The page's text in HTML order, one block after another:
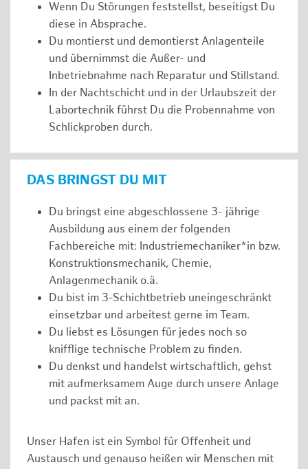
Wenn Du Störungen feststellst, beseitigst Du
diese in Absprache.
Du montierst und demontierst Anlagenteile
und übernimmst die Außer- und
Inbetriebnahme nach Reparatur und Stillstand.
In der Nachtschicht und in der Urlaubszeit der
Labortechnik führst Du die Probennahme von
Schlickproben durch.
DAS BRINGST DU MIT
Du bringst eine abgeschlossene 3- jährige
Ausbildung aus einem der folgenden
Fachbereiche mit: Industriemechaniker*in bzw.
Konstruktionsmechanik, Chemie,
Anlagenmechanik o.ä.
Du bist im 3-Schichtbetrieb uneingeschränkt
einsetzbar und arbeitest gerne im Team.
Du liebst es Lösungen für jedes noch so
knifflige technische Problem zu finden.
Du denkst und handelst wirtschaftlich, gehst
mit aufmerksamem Auge durch unsere Anlage
und packst mit an.
Unser Hafen ist ein Symbol für Offenheit und
Austausch und genauso heißen wir Menschen mit